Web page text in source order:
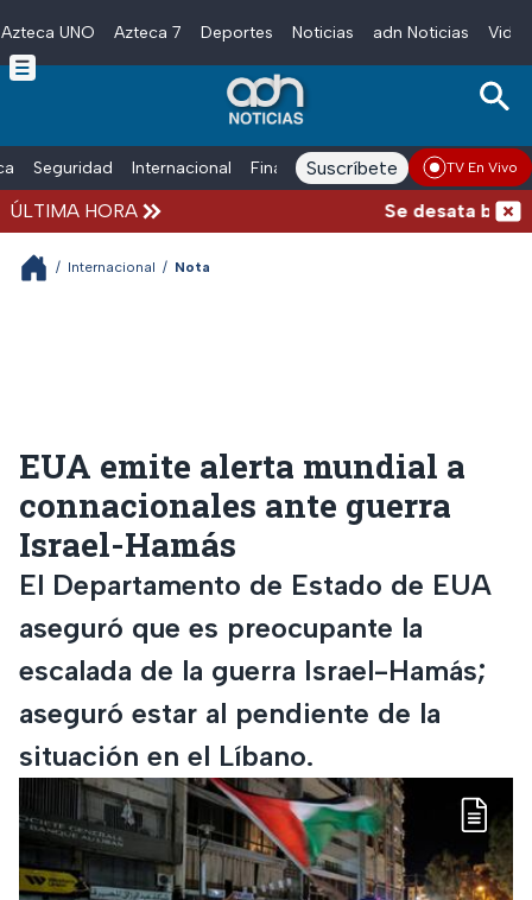
Skip to main content
Azteca UNO Azteca 7 Deportes Noticias adn Noticias
Seguridad Internacional Finanzas adn Noticias Radio
Suscríbete TV En Vivo
ÚLTIMA HORA Se desata
/ Internacional / Nota
EUA emite alerta mundial a
connacionales ante guerra
Israel-Hamás
El Departamento de Estado de EUA
aseguró que es preocupante la
escalada de la guerra Israel-Hamás;
aseguró estar al pendiente de la
situación en el Líbano.